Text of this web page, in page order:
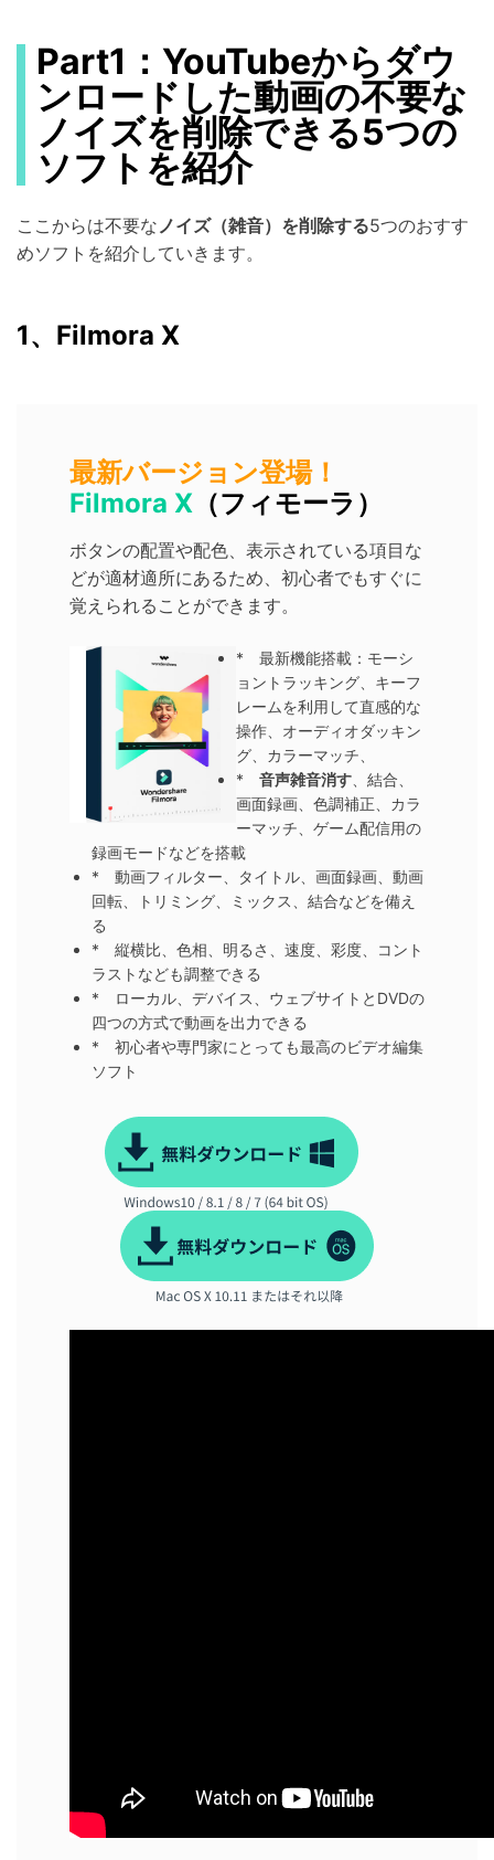
Part1：YouTubeからダウ
ンロードした動画の不要な
ノイズを削除できる5つの
ソフトを紹介
ここからは不要なノイズ（雑音）を削除する5つのおすす
めソフトを紹介していきます。
1、Filmora X
最新バージョン登場！
Filmora X （フィモーラ）
ボタンの配置や配色、表示されている項目な
どが適材適所にあるため、初心者でもすぐに
覚えられることができます。
* 最新機能搭載：モーシ
ョントラッキング、キーフ
レームを利用して直感的な
操作、オーディオダッキン
グ、カラーマッチ、
* 音声雑音消す 、結合、
画面録画、色調補正、カラ
ーマッチ、ゲーム配信用の
録画モードなどを搭載
* 動画フィルター、タイトル、画面録画、動画
回転、トリミング、ミックス、結合などを備え
る
* 縦横比、色相、明るさ、速度、彩度、コント
ラストなども調整できる
* ローカル、デバイス、ウェブサイトとDVDの
四つの方式で動画を出力できる
* 初心者や専門家にとっても最高のビデオ編集
ソフト